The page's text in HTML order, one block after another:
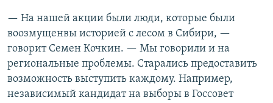
— На нашей акции были люди, которые были
воозмущенвы историей с лесом в Сибири, —
говорит Семен Кочкин. — Мы говорили и на
региональные проблемы. Старались предоставить
возможность выступить каждому. Например,
независимый кандидат на выборы в Госсовет